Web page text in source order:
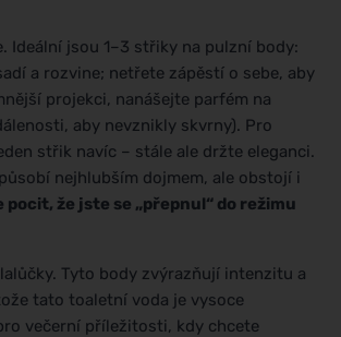
Ideální jsou 1–3 střiky na pulzní body:
a rozvine; netřete zápěstí o sebe, aby
projekci, nanášejte parfém na
aby nevznikly skvrny). Pro
střik navíc – stále ale držte eleganci.
nejhlubším dojmem, ale obstojí i
že jste se „přepnul“ do režimu
Tyto body zvýrazňují intenzitu a
tato toaletní voda je vysoce
večerní příležitosti, kdy chcete